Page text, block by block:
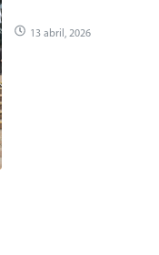
13 abril, 2026